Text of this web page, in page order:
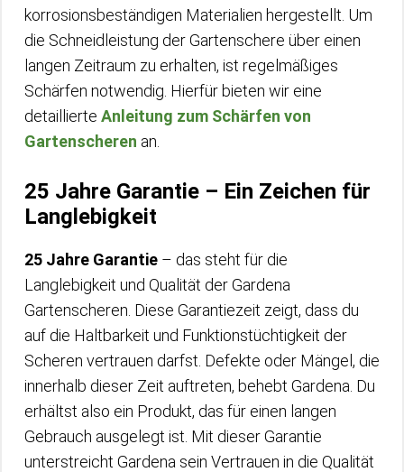
korrosionsbeständigen Materialien hergestellt. Um
die Schneidleistung der Gartenschere über einen
langen Zeitraum zu erhalten, ist regelmäßiges
Schärfen notwendig. Hierfür bieten wir eine
detaillierte Anleitung zum Schärfen von
Gartenscheren an.
25 Jahre Garantie – Ein Zeichen für
Langlebigkeit
25 Jahre Garantie – das steht für die
Langlebigkeit und Qualität der Gardena
Gartenscheren. Diese Garantiezeit zeigt, dass du
auf die Haltbarkeit und Funktionstüchtigkeit der
Scheren vertrauen darfst. Defekte oder Mängel, die
innerhalb dieser Zeit auftreten, behebt Gardena. Du
erhältst also ein Produkt, das für einen langen
Gebrauch ausgelegt ist. Mit dieser Garantie
unterstreicht Gardena sein Vertrauen in die Qualität